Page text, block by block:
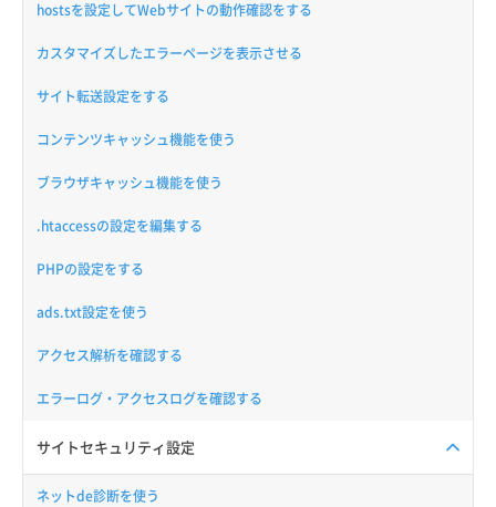
hostsを設定してWebサイトの動作確認をする
カスタマイズしたエラーページを表示させる
サイト転送設定をする
コンテンツキャッシュ機能を使う
ブラウザキャッシュ機能を使う
.htaccessの設定を編集する
PHPの設定をする
ads.txt設定を使う
アクセス解析を確認する
エラーログ・アクセスログを確認する
サイトセキュリティ設定
ネットde診断を使う